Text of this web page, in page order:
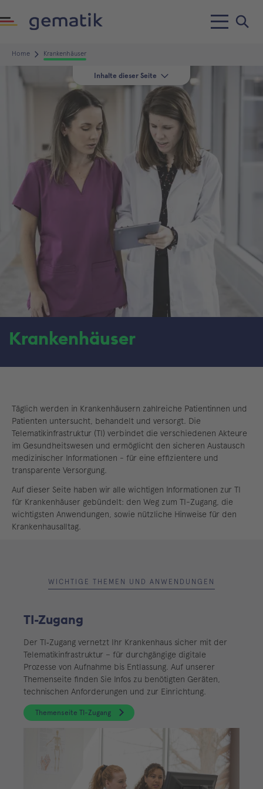
Home Krankenhäuser
Themen & Anwendungen
Kommunikationswege in der
Neue Kryptografie
ISiK
Newsletter
Inhalte dieser Seite
Krankenhäuser
Täglich werden in Krankenhäusern zahlreiche Patientinnen und
Patienten untersucht, behandelt und versorgt. Die
Telematikinfrastruktur (TI) verbindet die verschiedenen Akteure
im Gesundheitswesen und ermöglicht den sicheren Austausch
medizinischer Informationen - für eine effizientere und
transparente Versorgung.
Auf dieser Seite haben wir alle wichtigen Informationen zur TI
für Krankenhäuser gebündelt: den Weg zum TI-Zugang, die
wichtigsten Anwendungen, sowie nützliche Hinweise für den
Krankenhausalltag.
WICHTIGE THEMEN UND ANWENDUNGEN
TI-Zugang
Der TI‑Zugang vernetzt Ihr Krankenhaus sicher mit der
Telematikinfrastruktur – für durchgängige digitale
Prozesse von Aufnahme bis Entlassung. Auf unserer
Themenseite finden Sie Infos zu benötigten Geräten,
technischen Anforderungen und zur Einrichtung.
Themenseite TI-Zugang